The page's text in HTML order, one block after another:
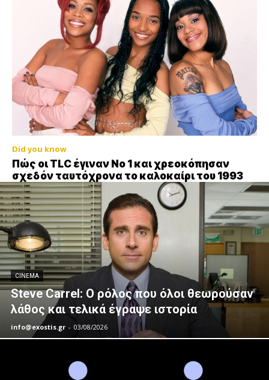
Did you know
Πώς οι TLC έγιναν Νο 1 και χρεοκόπησαν
σχεδόν ταυτόχρονα το καλοκαίρι του 1993
CINEMA
Steve Carrel: Ο ρόλος που όλοι θεωρούσαν
λάθος και τελικά έγραψε ιστορία
info@exostis.gr - 03/08/2026